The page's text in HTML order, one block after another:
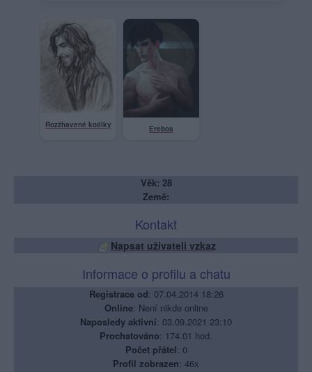
Rozžhavené kotlíky Erebos
Věk: 28
Země:
Kontakt
Napsat uživateli vzkaz
Informace o profilu a chatu
Registrace od: 07.04.2014 18:26
Online: Není nikde online
Naposledy aktivní: 03.09.2021 23:10
Prochatováno: 174.01 hod.
Počet přátel: 0
Profil zobrazen: 46x